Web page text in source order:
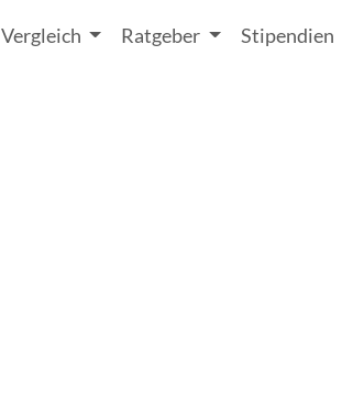
Vergleich Ratgeber Stipendien